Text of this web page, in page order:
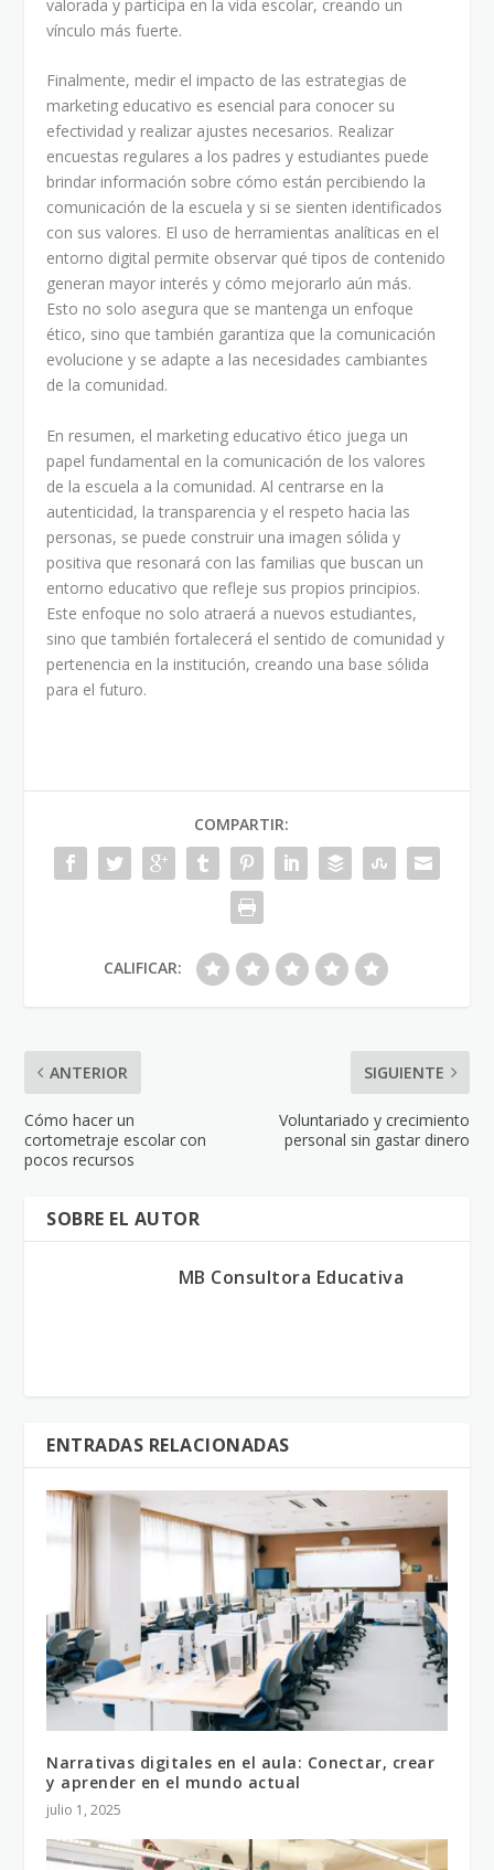
valorada y participa en la vida escolar, creando un
vínculo más fuerte.
Finalmente, medir el impacto de las estrategias de
marketing educativo es esencial para conocer su
efectividad y realizar ajustes necesarios. Realizar
encuestas regulares a los padres y estudiantes puede
brindar información sobre cómo están percibiendo la
comunicación de la escuela y si se sienten identificados
con sus valores. El uso de herramientas analíticas en el
entorno digital permite observar qué tipos de contenido
generan mayor interés y cómo mejorarlo aún más.
Esto no solo asegura que se mantenga un enfoque
ético, sino que también garantiza que la comunicación
evolucione y se adapte a las necesidades cambiantes
de la comunidad.
En resumen, el marketing educativo ético juega un
papel fundamental en la comunicación de los valores
de la escuela a la comunidad. Al centrarse en la
autenticidad, la transparencia y el respeto hacia las
personas, se puede construir una imagen sólida y
positiva que resonará con las familias que buscan un
entorno educativo que refleje sus propios principios.
Este enfoque no solo atraerá a nuevos estudiantes,
sino que también fortalecerá el sentido de comunidad y
pertenencia en la institución, creando una base sólida
para el futuro.
COMPARTIR:
CALIFICAR:
ANTERIOR
Cómo hacer un
cortometraje escolar con
pocos recursos
SIGUIENTE
Voluntariado y crecimiento
personal sin gastar dinero
SOBRE EL AUTOR
MB Consultora Educativa
ENTRADAS RELACIONADAS
Narrativas digitales en el aula: Conectar, crear
y aprender en el mundo actual
julio 1, 2025